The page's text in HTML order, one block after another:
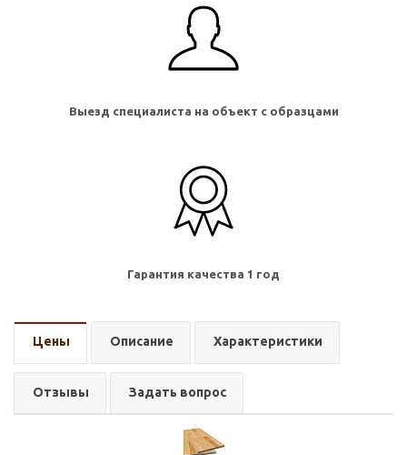
Выезд специалиста на объект с образцами
Гарантия качества 1 год
Цены Описание Характеристики
Отзывы Задать вопрос